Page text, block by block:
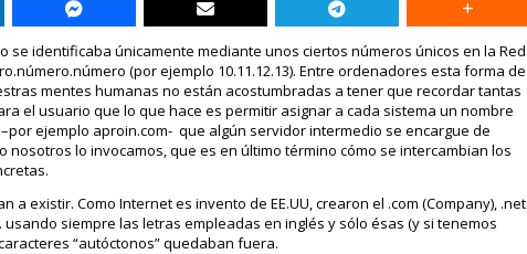
se identificaba únicamente mediante unos ciertos números únicos en la Red
(por ejemplo 10.11.12.13). Entre ordenadores esta forma de
mentes humanas no están acostumbradas a tener que recordar tantas
el usuario que lo que hace es permitir asignar a cada sistema un nombre
ejemplo aproin.com- que algún servidor intermedio se encargue de
nosotros lo invocamos, que es en último término cómo se intercambian los
existir. Como Internet es invento de EE.UU, crearon el .com (Company), .net
usando siempre las letras empleadas en inglés y sólo ésas (y si tenemos
“autóctonos” quedaban fuera.